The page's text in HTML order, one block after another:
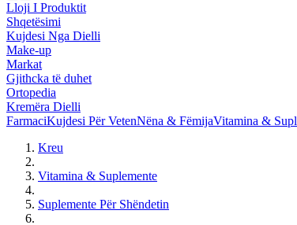
Lloji I Produktit
Shqetësimi
Kujdesi Nga Dielli
Make-up
Markat
Gjithcka të duhet
Ortopedia
Kremëra Dielli
FarmaciKujdesi Për VetenNëna & FëmijaVitamina &
Kreu
Vitamina & Suplemente
Suplemente Për Shëndetin